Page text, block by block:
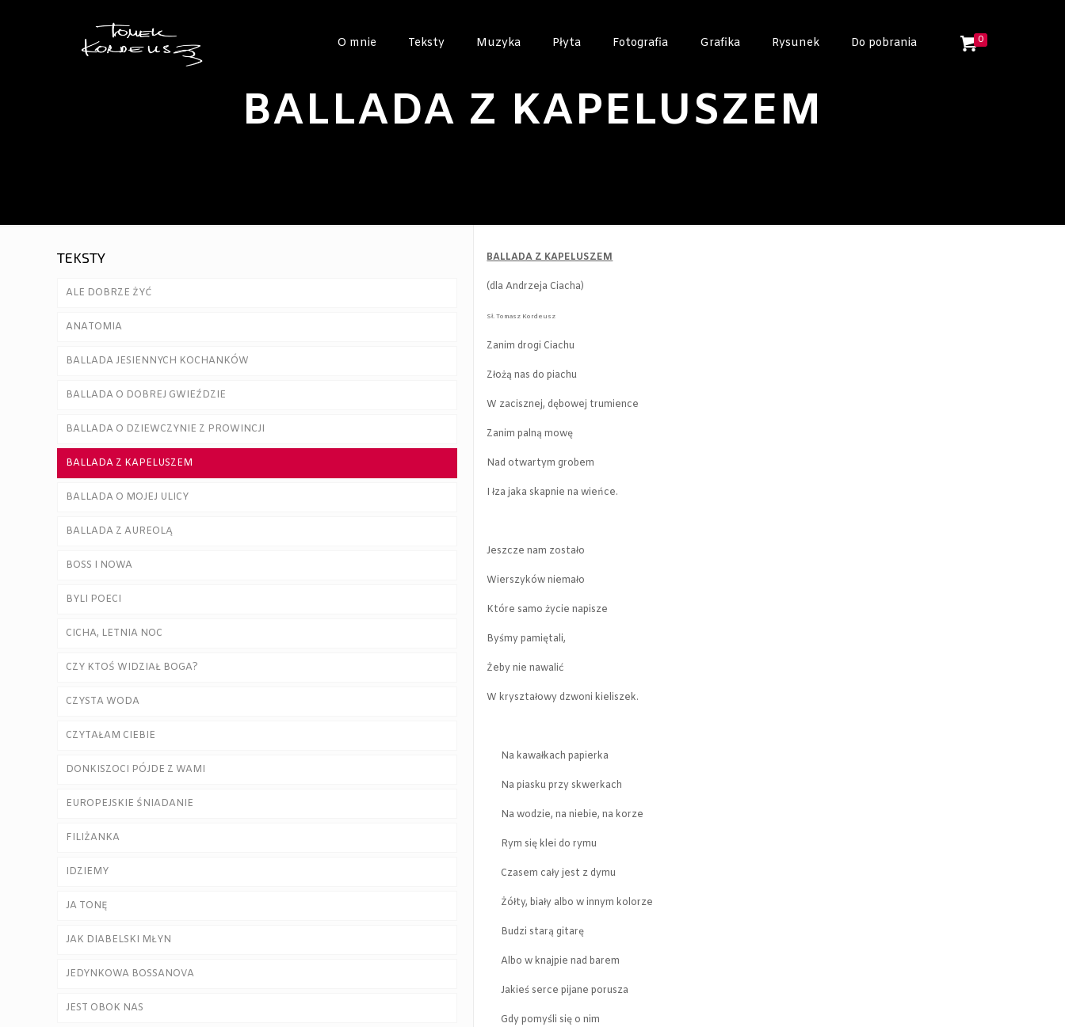
O mnie Teksty Muzyka Płyta Fotografia Grafika Rysunek Do pobrania 0
BALLADA Z KAPELUSZEM
BALLADA Z KAPELUSZEM
(dla Andrzeja Ciacha)
Sł. Tomasz Kordeusz
Zanim drogi Ciachu
Złożą nas do piachu
W zacisznej, dębowej trumience
Zanim palną mowę
Nad otwartym grobem
I łza jaka skapnie na wieńce.
Jeszcze nam zostało
Wierszyków niemało
Które samo życie napisze
Byśmy pamiętali,
Żeby nie nawalić
W kryształowy dzwoni kieliszek.
Na kawałkach papierka
Na piasku przy skwerkach
Na wodzie, na niebie, na korze
Rym się klei do rymu
Czasem cały jest z dymu
Żółty, biały albo w innym kolorze
Budzi starą gitarę
Albo w knajpie nad barem
Jakieś serce pijane porusza
Gdy pomyśli się o nim
TEKSTY
ALE DOBRZE ŻYĆ
ANATOMIA
BALLADA JESIENNYCH KOCHANKÓW
BALLADA O DOBREJ GWIEŹDZIE
BALLADA O DZIEWCZYNIE Z PROWINCJI
BALLADA Z KAPELUSZEM
BALLADA O MOJEJ ULICY
BALLADA Z AUREOLĄ
BOSS I NOWA
BYLI POECI
CICHA, LETNIA NOC
CZY KTOŚ WIDZIAŁ BOGA?
CZYSTA WODA
CZYTAŁAM CIEBIE
DONKISZOCI PÓJDE Z WAMI
EUROPEJSKIE ŚNIADANIE
FILIŻANKA
IDZIEMY
JA TONĘ
JAK DIABELSKI MŁYN
JEDYNKOWA BOSSANOVA
JEST OBOK NAS